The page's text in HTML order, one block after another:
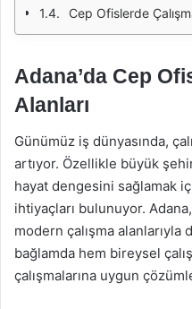
Cep Ofislerde
Adana’da Cep
Alanları
Günümüz iş dünyasında,
artıyor. Özellikle büyük
hayat dengesini sağlamak
ihtiyaçları bulunuyor.
modern çalışma
bağlamda hem bireysel
çalışmalarına uygun